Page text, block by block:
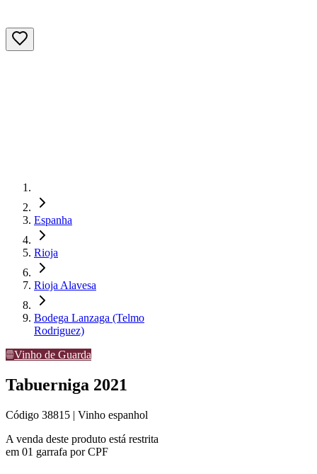
Espanha
Rioja
Rioja Alavesa
Bodega Lanzaga (Telmo
Rodriguez)
Vinho de Guarda
Tabuerniga 2021
Código 38815 | Vinho espanhol
A venda deste produto está restrita
em 01 garrafa por CPF